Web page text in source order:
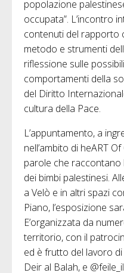
popolazione
occupata”. L’incontro
contenuti del rapporto
metodo e strumenti
riflessione sulle
comportamenti della
del Diritto
cultura della Pace.
L’appuntamento, a
nell’ambito di heART
parole che
dei bimbi palestinesi.
a Velò e in altri spazi
Piano, l’esposizione
E’organizzata da
territorio, con il
ed è frutto del lavoro
Deir al Balah, e